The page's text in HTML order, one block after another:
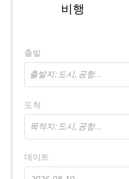
비행
출발
출발지: 도시, 공항...
도착
목적지: 도시, 공항...
데이트